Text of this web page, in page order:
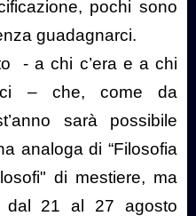
pochi sono
guadagnarci.
- a chi c’era e a chi
– che, come da
sarà possibile
analoga di “Filosofia
di mestiere, ma
dal 21 al 27 agosto